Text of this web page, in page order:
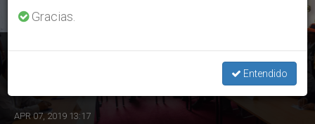
Perú: Los comuneros de Fuerabamba llegan a un acuerdo
APR 07, 2019 13:17
Gracias.
Entendido